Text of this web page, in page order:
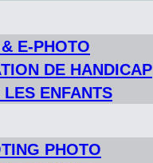
E-PHOTO
DE HANDICAP
LES ENFANTS
PHOTO